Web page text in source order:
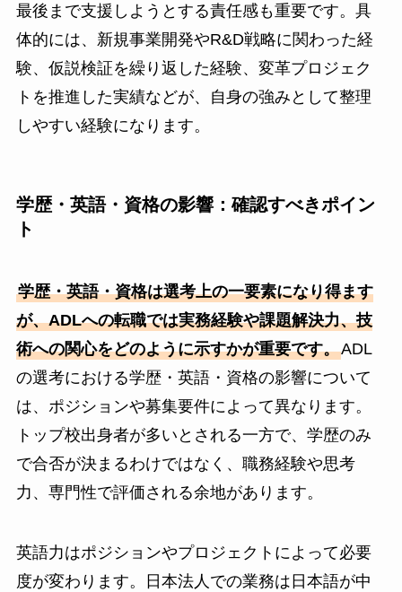
最後まで支援しようとする責任感も重要です。具
体的には、新規事業開発やR&D戦略に関わった経
験、仮説検証を繰り返した経験、変革プロジェク
トを推進した実績などが、自身の強みとして整理
しやすい経験になります。
学歴・英語・資格の影響：確認すべきポイン
ト
学歴・英語・資格は選考上の一要素になり得ます
が、ADLへの転職では実務経験や課題解決力、技
術への関心をどのように示すかが重要です。ADL
の選考における学歴・英語・資格の影響について
は、ポジションや募集要件によって異なります。
トップ校出身者が多いとされる一方で、学歴のみ
で合否が決まるわけではなく、職務経験や思考
力、専門性で評価される余地があります。
英語力はポジションやプロジェクトによって必要
度が変わります。日本法人での業務は日本語が中